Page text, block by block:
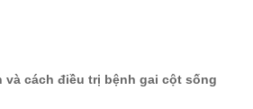
và cách điều trị bệnh gai cột sống